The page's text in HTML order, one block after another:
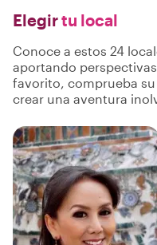
Elegirtu local
Conoce a estos 24
aportando
favorito, comprueba
crear una aventura